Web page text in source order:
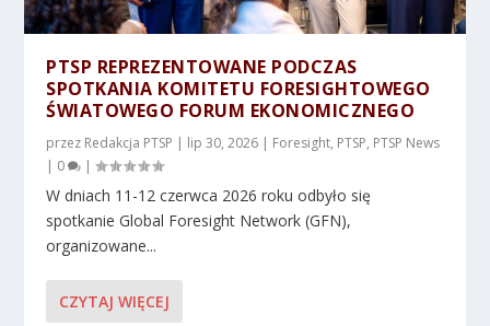
PTSP REPREZENTOWANE PODCZAS
SPOTKANIA KOMITETU FORESIGHTOWEGO
ŚWIATOWEGO FORUM EKONOMICZNEGO
przez Redakcja PTSP | lip 30, 2026 | Foresight, PTSP, PTSP News
| 0 |
W dniach 11-12 czerwca 2026 roku odbyło się
spotkanie Global Foresight Network (GFN),
organizowane...
CZYTAJ WIĘCEJ